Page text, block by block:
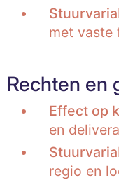
met vaste
Rechten en
Effect op
en
regio en